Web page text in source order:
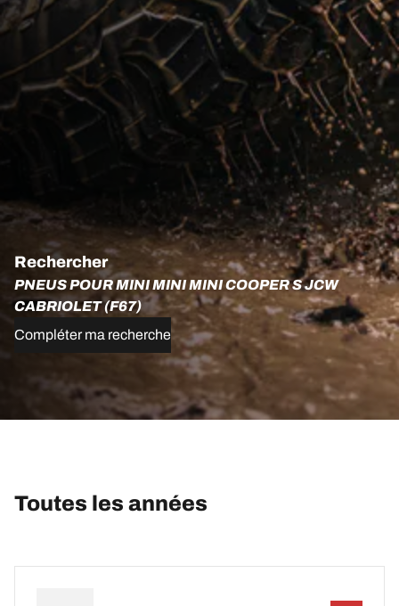
Rechercher
PNEUS POUR MINI MINI MINI COOPER S JCW
CABRIOLET (F67)
Compléter ma recherche
Toutes les années